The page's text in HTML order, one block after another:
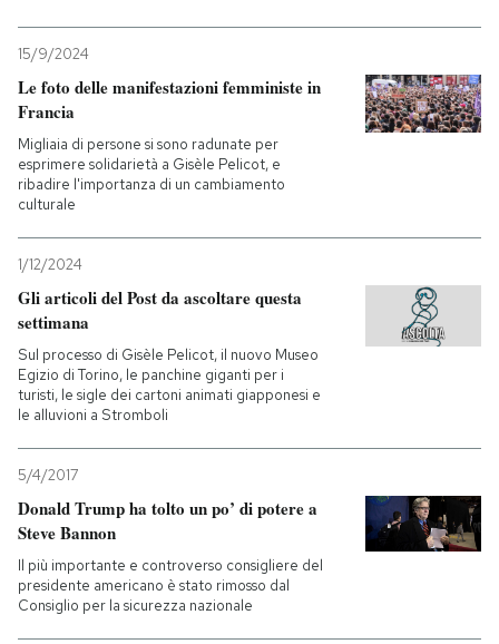
CALENDARIO
Entra
15/9/2024
Le foto delle manifestazioni femministe in
Francia
Migliaia di persone si sono radunate per
esprimere solidarietà a Gisèle Pelicot, e
ribadire l'importanza di un cambiamento
culturale
1/12/2024
Gli articoli del Post da ascoltare questa
settimana
Sul processo di Gisèle Pelicot, il nuovo Museo
Egizio di Torino, le panchine giganti per i
turisti, le sigle dei cartoni animati giapponesi e
le alluvioni a Stromboli
5/4/2017
Donald Trump ha tolto un po’ di potere a
Steve Bannon
Il più importante e controverso consigliere del
presidente americano è stato rimosso dal
Consiglio per la sicurezza nazionale